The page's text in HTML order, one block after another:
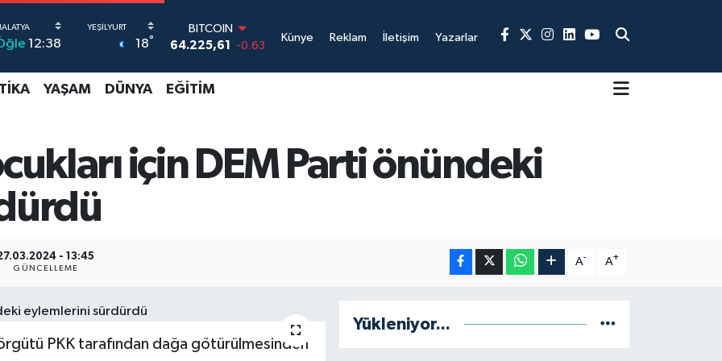
12:38 18°
BITCOIN
64.225,61
-0.63
47,7143
EURO
64,2463 0.07
GRAM ALTIN
6510.40 0.45
Künye Reklam İletişim Yazarlar
YAŞAM DÜNYA EĞITIM
için DEM Parti önündeki
- 13:45
GÜNCELLEME
A- A+
PKK tarafından dağa götürülmesinden
Yükleniyor...